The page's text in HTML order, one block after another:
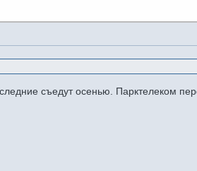
съедут осенью. Парктелеком